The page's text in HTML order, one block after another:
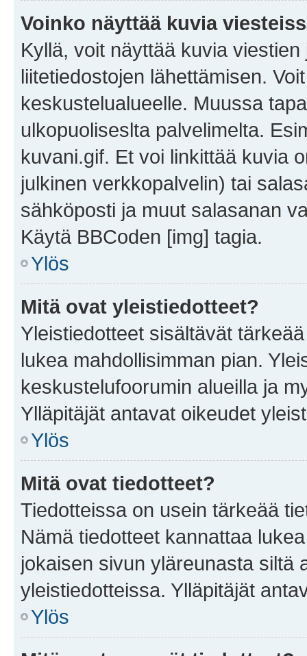
Voinko näyttää kuvia
Kyllä, voit näyttää kuvia
liitetiedostojen lähettämisen.
keskustelualueelle. Muussa
ulkopuoliseslta palvelimelta.
kuvani.gif. Et voi linkittää kuvia
julkinen verkkopalvelin) tai
sähköposti ja muut salasanan
Käytä BBCoden [img] tagia.
Ylös
Mitä ovat yleistiedotteet?
Yleistiedotteet sisältävät
lukea mahdollisimman pian.
keskustelufoorumin alueilla ja
Ylläpitäjät antavat oikeudet
Ylös
Mitä ovat tiedotteet?
Tiedotteissa on usein tärkeää
Nämä tiedotteet kannattaa
jokaisen sivun yläreunasta siltä
yleistiedotteissa. Ylläpitäjät
Ylös